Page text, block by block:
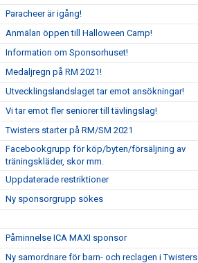
Paracheer är igång!
Anmälan öppen till Halloween Camp!
Information om Sponsorhuset!
Medaljregn på RM 2021!
Utvecklingslandslaget tar emot ansökningar!
Vi tar emot fler seniorer till tävlingslag!
Twisters starter på RM/SM 2021
Facebookgrupp för köp/byten/försäljning av
träningskläder, skor mm.
Uppdaterade restriktioner
Ny sponsorgrupp sökes
Påminnelse ICA MAXI sponsor
Ny samordnare för barn- och reclagen i Twisters